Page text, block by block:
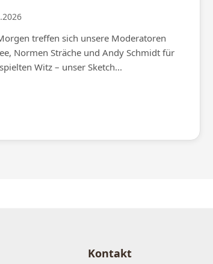
treffen sich unsere Moderatoren
Normen Sträche und Andy Schmidt für
Witz – unser Sketch...
Kontakt